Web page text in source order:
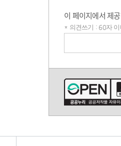
이 페이지에서 제
* 의견쓰기 : 60자